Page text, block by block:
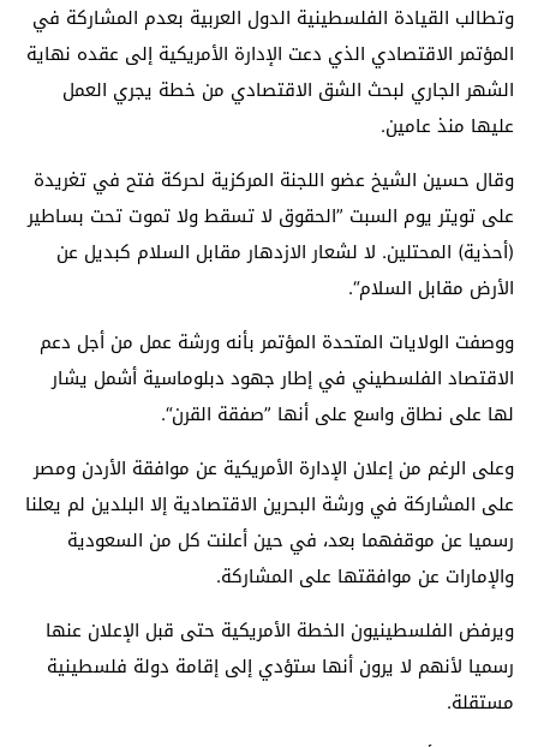
وتطالب القيادة الفلسطينية الدول العربية بعدم المشاركة في
المؤتمر الاقتصادي الذي دعت الإدارة الأمريكية إلى عقده نهاية
الشهر الجاري لبحث الشق الاقتصادي من خطة يجري العمل
عليها منذ عامين.
وقال حسين الشيخ عضو اللجنة المركزية لحركة فتح في تغريدة
على تويتر يوم السبت ”الحقوق لا تسقط ولا تموت تحت بساطير
(أحذية) المحتلين. لا لشعار الازدهار مقابل السلام كبديل عن
الأرض مقابل السلام“.
ووصفت الولايات المتحدة المؤتمر بأنه ورشة عمل من أجل دعم
الاقتصاد الفلسطيني في إطار جهود دبلوماسية أشمل يشار
لها على نطاق واسع على أنها ”صفقة القرن“.
وعلى الرغم من إعلان الإدارة الأمريكية عن موافقة الأردن ومصر
على المشاركة في ورشة البحرين الاقتصادية إلا البلدين لم يعلنا
رسميا عن موقفهما بعد، في حين أعلنت كل من السعودية
والإمارات عن موافقتها على المشاركة.
ويرفض الفلسطينيون الخطة الأمريكية حتى قبل الإعلان عنها
رسميا لأنهم لا يرون أنها ستؤدي إلى إقامة دولة فلسطينية
مستقلة.